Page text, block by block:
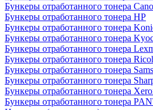
Бункеры отработанного тонера
Бункеры отработанного тонера HP
Бункеры отработанного тонера
Бункеры отработанного тонера
Бункеры отработанного тонера
Бункеры отработанного тонера
Бункеры отработанного тонера
Бункеры отработанного тонера
Бункеры отработанного тонера
Бункеры отработанного тонера